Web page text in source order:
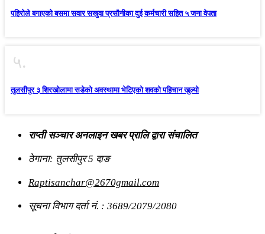
पहिराेले बगाएकाे बसमा सवार सखुवा प्रसाैनीका दुई कर्मचारी सहित ५ जना वेपता
५.
तुलसीपुर ३ शिरखोलामा सडेको अवस्थामा भेटिएको शवको पहिचान खुल्यो
राप्ती सञ्चार अनलाइन खबर प्रालि द्वारा संचालित
ठेगाना: तुलसीपुर 5 दाङ
Raptisanchar@2670gmail.com
सूचना विभाग दर्ता नं. : 3689/2079/2080